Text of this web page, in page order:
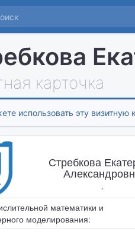
карточка
использовать эту визитную
Стребкова
,
математики и
моделирования: